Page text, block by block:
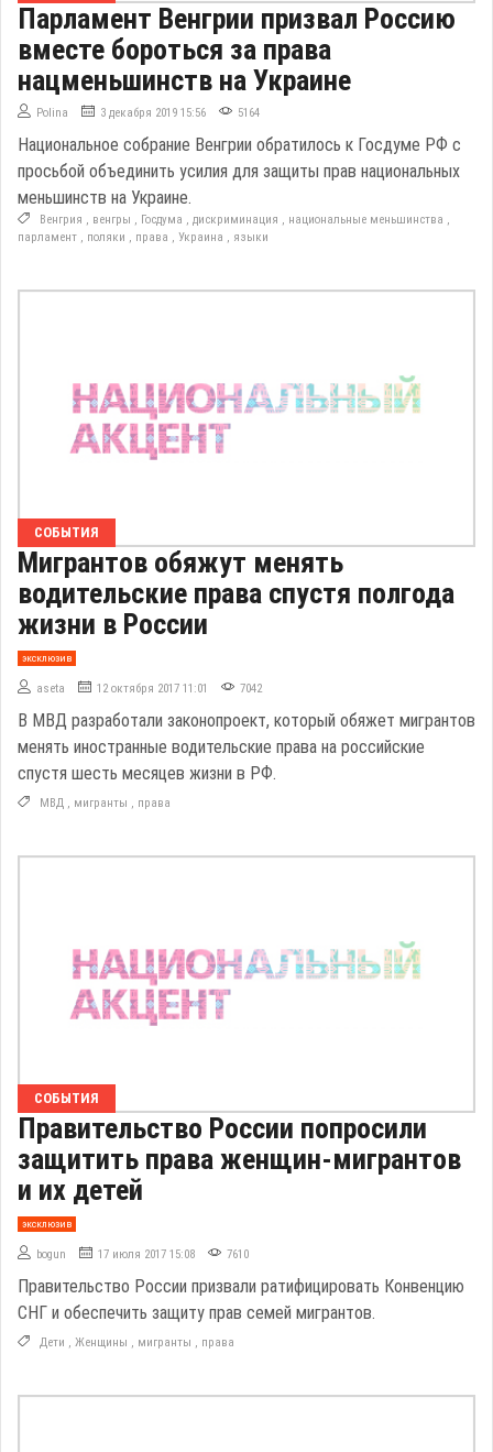
Парламент Венгрии призвал Россию
вместе бороться за права
нацменьшинств на Украине
Polina 3 декабря 2019 15:56 5164
Национальное собрание Венгрии обратилось к Госдуме РФ с
просьбой объединить усилия для защиты прав национальных
меньшинств на Украине.
Венгрия венгры Госдума дискриминация национальные меньшинства
парламент
поляки права Украина языки
СОБЫТИЯ
Мигрантов обяжут менять
водительские права спустя полгода
жизни в России
эксклюзив
aseta 12 октября 2017 11:01 7042
В МВД разработали законопроект, который обяжет мигрантов
менять иностранные водительские права на российские
спустя шесть месяцев жизни в РФ.
МВД мигранты права
СОБЫТИЯ
Правительство России попросили
защитить права женщин-мигрантов
и их детей
эксклюзив
bogun 17 июля 2017 15:08 7610
Правительство России призвали ратифицировать Конвенцию
СНГ и обеспечить защиту прав семей мигрантов.
Дети Женщины мигранты права